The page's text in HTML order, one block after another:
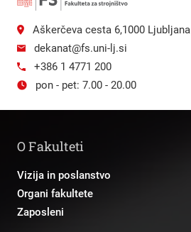
Aškerčeva cesta 6,1000 Ljubljana
dekanat@fs.uni-lj.si
+386 1 4771 200
pon - pet: 7.00 - 20.00
O Fakulteti
Vizija in poslanstvo
Organi fakultete
Zaposleni